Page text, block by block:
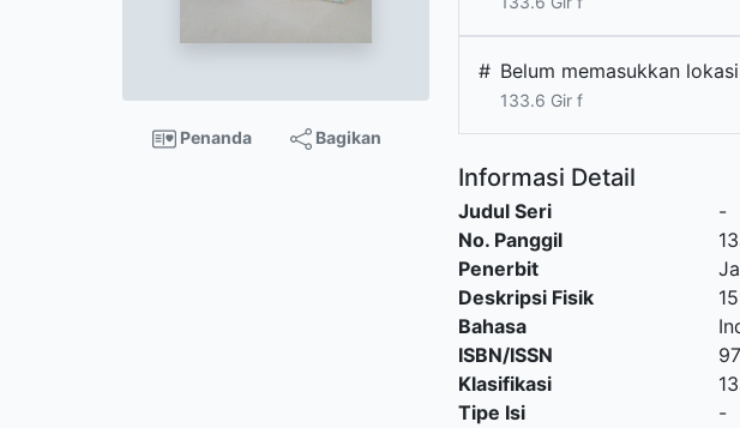
Penanda Bagikan
# Belum memasukkan lokasi
133.6 Gir f
Informasi Detail
Judul Seri
-
No. Panggil
Penerbit
Deskripsi Fisik
Bahasa
ISBN/ISSN
Klasifikasi
Tipe Isi
-